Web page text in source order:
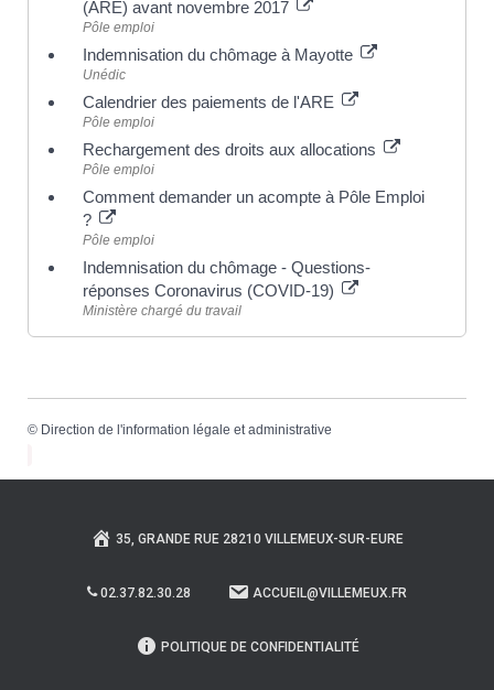
(ARE) avant novembre 2017
Pôle emploi
Indemnisation du chômage à Mayotte
Unédic
Calendrier des paiements de l'ARE
Pôle emploi
Rechargement des droits aux allocations
Pôle emploi
Comment demander un acompte à Pôle Emploi
?
Pôle emploi
Indemnisation du chômage - Questions-
réponses Coronavirus (COVID-19)
Ministère chargé du travail
© Direction de l'information légale et administrative
35, GRANDE RUE 28210 VILLEMEUX-SUR-EURE
02.37.82.30.28 ACCUEIL@VILLEMEUX.FR
POLITIQUE DE CONFIDENTIALITÉ